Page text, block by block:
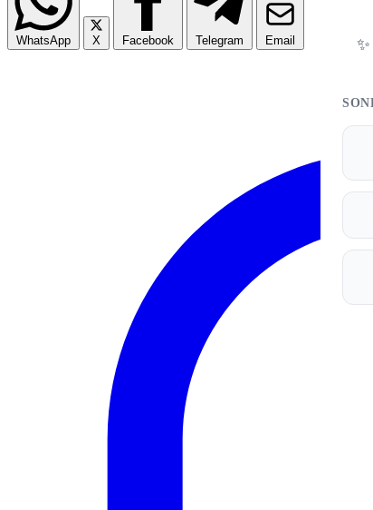
WhatsApp X Facebook Telegram Email